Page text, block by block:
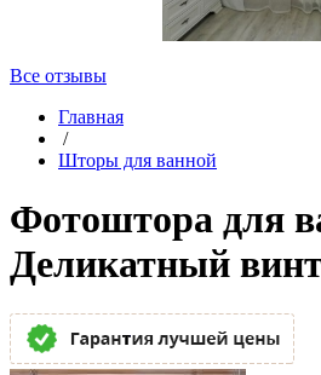
Все отзывы
Главная
/
Шторы для ванной
Фотоштора для
Деликатный